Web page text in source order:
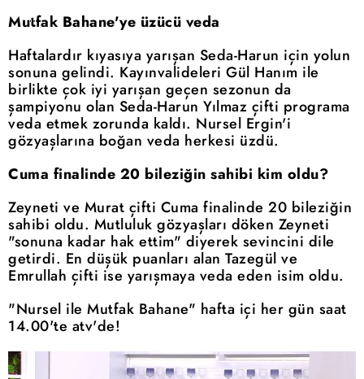
Mutfak Bahane'ye üzücü veda
Haftalardır kıyasıya yarışan Seda-Harun için yolun
sonuna gelindi. Kayınvalideleri Gül Hanım ile
birlikte çok iyi yarışan geçen sezonun da
şampiyonu olan Seda-Harun Yılmaz çifti programa
veda etmek zorunda kaldı. Nursel Ergin'i
gözyaşlarına boğan veda herkesi üzdü.
Cuma finalinde 20 bileziğin sahibi kim oldu?
Zeyneti ve Murat çifti Cuma finalinde 20 bileziğin
sahibi oldu. Mutluluk gözyaşları döken Zeyneti
"sonuna kadar hak ettim" diyerek sevincini dile
getirdi. En düşük puanları alan Tazegül ve
Emrullah çifti ise yarışmaya veda eden isim oldu.
"Nursel ile Mutfak Bahane" hafta içi her gün saat
14.00'te atv'de!